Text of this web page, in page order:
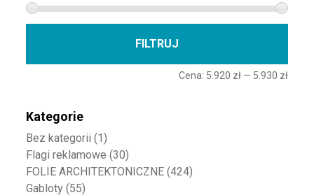
FILTRUJ
Cena: 5.920 zł— 5.930 zł
Kategorie
Bez kategorii (1)
Flagi reklamowe (30)
FOLIE ARCHITEKTONICZNE (424)
Gabloty (55)